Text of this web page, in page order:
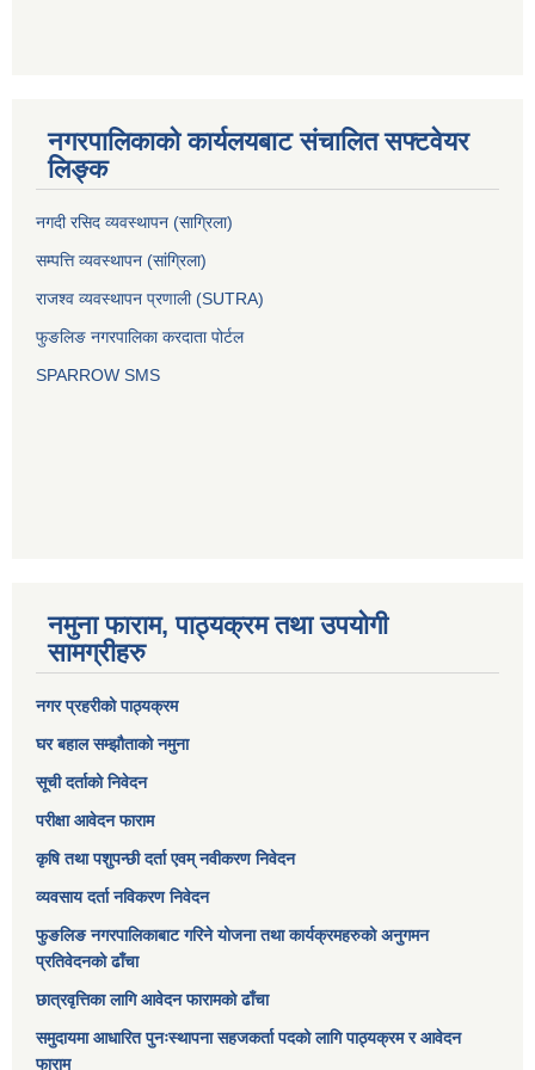
नगरपालिकाको कार्यलयबाट संचालित सफ्टवेयर
लिङ्क
नगदी रसिद व्यवस्थापन (साग्रिला)
सम्पत्ति व्यवस्थापन (सांग्रिला)
राजश्व व्यवस्थापन प्रणाली (SUTRA)
फुङलिङ नगरपालिका करदाता पोर्टल
SPARROW SMS
नमुना फाराम, पाठ्यक्रम तथा उपयोगी
सामग्रीहरु
नगर प्रहरीको पाठ्यक्रम
घर बहाल सम्झौताको नमुना
सूची दर्ताको निवेदन
परीक्षा आवेदन फाराम
कृषि तथा पशुपन्छी दर्ता एवम् नवीकरण निवेदन
व्यवसाय दर्ता नविकरण निवेदन
फुङलिङ नगरपालिकाबाट गरिने योजना तथा कार्यक्रमहरुको अनुगमन
प्रतिवेदनको ढाँचा
छात्रवृत्तिका लागि आवेदन फारामको ढाँचा
समुदायमा आधारित पुनःस्थापना सहजकर्ता पदको लागि पाठ्यक्रम र आवेदन
फाराम